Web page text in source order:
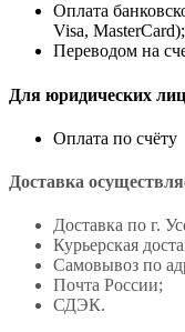
Оплата
Visa, MasterCard);
Переводом на
Для юридических
Оплата по счёту
Доставка
Доставка по г.
Курьерская
Самовывоз по
Почта России;
СДЭК.